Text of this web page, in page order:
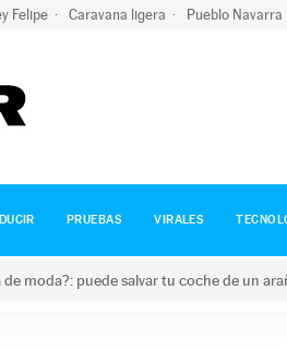
Felipe Caravana ligera Pueblo Navarra
PRUEBAS VIRALES
de moda?: puede salvar tu coche de un